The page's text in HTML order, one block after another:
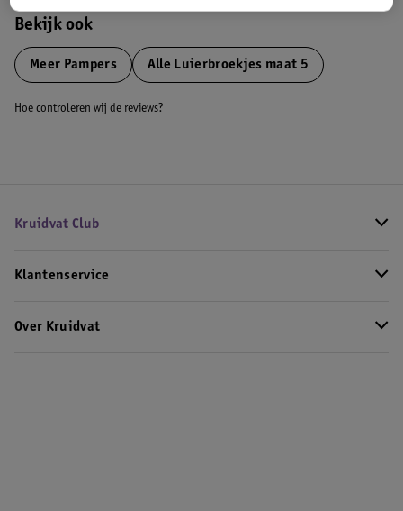
Bekijk ook
Meer Pampers Alle Luierbroekjes maat 5
Hoe controleren wij de reviews?
Kruidvat Club
Klantenservice
Over Kruidvat